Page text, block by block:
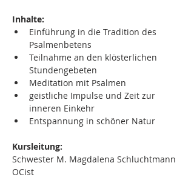
Inhalte:
Einführung in die Tradition des
Psalmenbetens
Teilnahme an den klösterlichen
Stundengebeten
Meditation mit Psalmen
geistliche Impulse und Zeit zur
inneren Einkehr
Entspannung in schöner Natur
Kursleitung:
Schwester M. Magdalena Schluchtmann
OCist